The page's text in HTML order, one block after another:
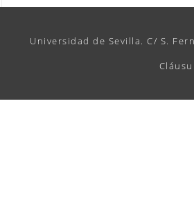
Universidad de Sevilla. C/ S.